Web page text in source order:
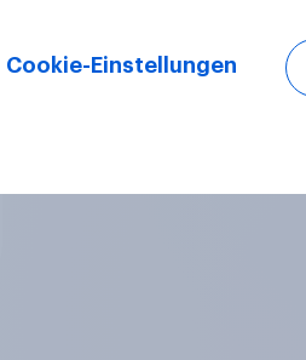
Cookie-Einstellungen